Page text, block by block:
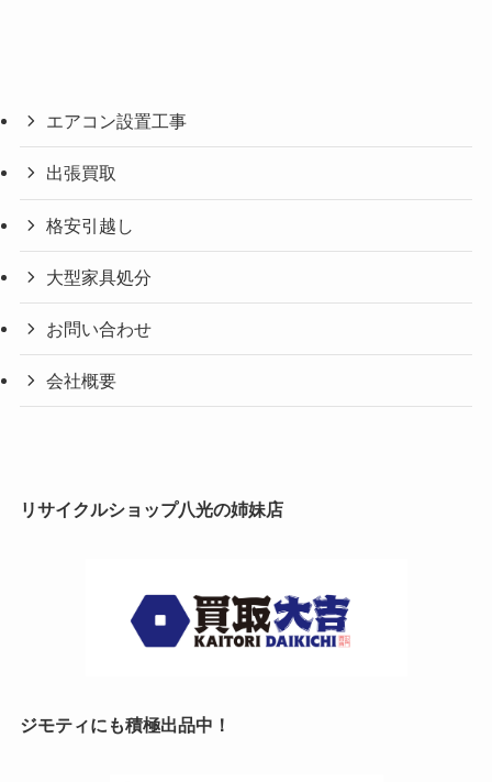
エアコン設置工事
出張買取
格安引越し
大型家具処分
お問い合わせ
会社概要
リサイクルショップ八光の姉妹店
ジモティにも積極出品中！